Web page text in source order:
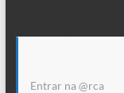
Entrar na @rca